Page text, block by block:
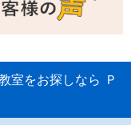
室をお探しなら Ｐ